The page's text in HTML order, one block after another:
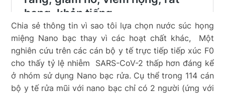
Chia sẻ thông tin vì sao tôi lựa chọn nước súc họng
miệng Nano bạc thay vì các hoạt chất khác, Một
nghiên cứu trên các cán bộ y tế trực tiếp tiếp xúc F0
cho thấy tỷ lệ nhiễm SARS-CoV-2 thấp hơn đáng kể
ở nhóm sử dụng Nano bạc rửa. Cụ thể trong 114 cán
bộ y tế rửa mũi với nano bạc chỉ có 2 người (ứng với